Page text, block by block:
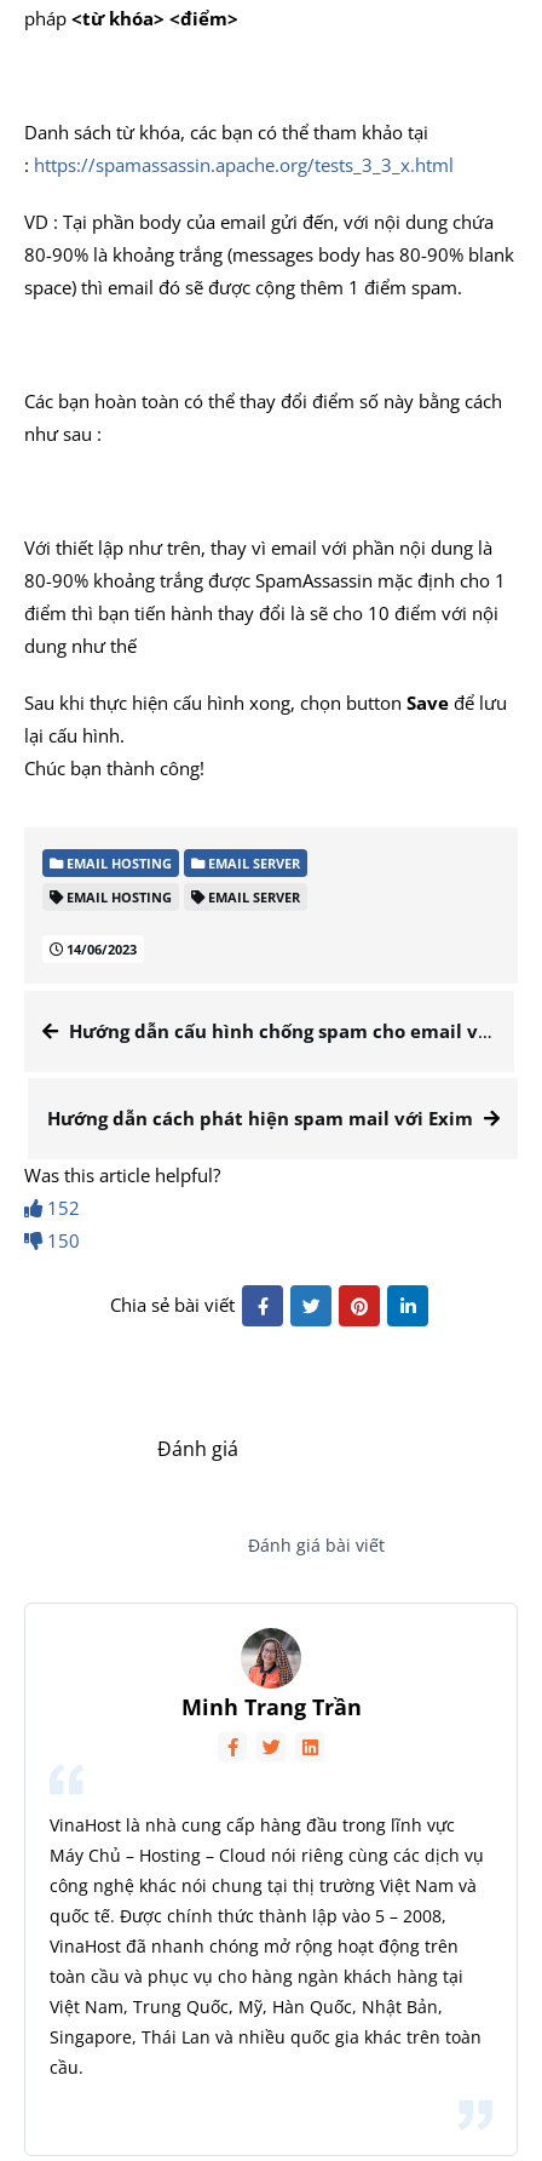
pháp <từ khóa> <điểm>
Danh sách từ khóa, các bạn có thể tham khảo tại
: https://spamassassin.apache.org/tests_3_3_x.html
VD : Tại phần body của email gửi đến, với nội dung chứa
80-90% là khoảng trắng (messages body has 80-90% blank
space) thì email đó sẽ được cộng thêm 1 điểm spam.
Các bạn hoàn toàn có thể thay đổi điểm số này bằng cách
như sau :
Với thiết lập như trên, thay vì email với phần nội dung là
80-90% khoảng trắng được SpamAssassin mặc định cho 1
điểm thì bạn tiến hành thay đổi là sẽ cho 10 điểm với nội
dung như thế
Sau khi thực hiện cấu hình xong, chọn button Save để lưu
lại cấu hình.
Chúc bạn thành công!
EMAIL HOSTING
EMAIL SERVER
EMAIL HOSTING
EMAIL SERVER
14/06/2023
Hướng dẫn cấu hình chống spam cho email với SpamAssassin
Hướng dẫn cách phát hiện spam mail với Exim
Was this article helpful?
152
150
Chia sẻ bài viết
Đánh giá
Đánh giá bài viết
Minh Trang Trần
VinaHost là nhà cung cấp hàng đầu trong lĩnh vực
Máy Chủ – Hosting – Cloud nói riêng cùng các dịch vụ
công nghệ khác nói chung tại thị trường Việt Nam và
quốc tế. Được chính thức thành lập vào 5 – 2008,
VinaHost đã nhanh chóng mở rộng hoạt động trên
toàn cầu và phục vụ cho hàng ngàn khách hàng tại
Việt Nam, Trung Quốc, Mỹ, Hàn Quốc, Nhật Bản,
Singapore, Thái Lan và nhiều quốc gia khác trên toàn
cầu.